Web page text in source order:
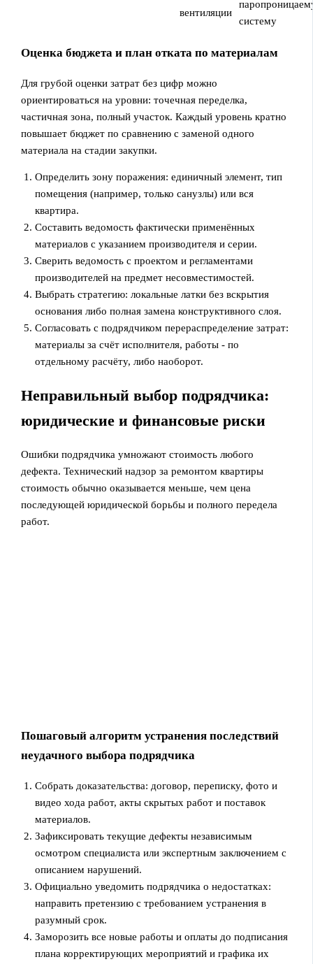
вентиляции
систему
Оценка бюджета и план отката по материалам
Для грубой оценки затрат без цифр можно
ориентироваться на уровни: точечная переделка,
частичная зона, полный участок. Каждый уровень кратно
повышает бюджет по сравнению с заменой одного
материала на стадии закупки.
Определить зону поражения: единичный элемент, тип
помещения (например, только санузлы) или вся
квартира.
Составить ведомость фактически применённых
материалов с указанием производителя и серии.
Сверить ведомость с проектом и регламентами
производителей на предмет несовместимостей.
Выбрать стратегию: локальные латки без вскрытия
основания либо полная замена конструктивного слоя.
Согласовать с подрядчиком перераспределение затрат:
материалы за счёт исполнителя, работы - по
отдельному расчёту, либо наоборот.
Неправильный выбор подрядчика:
юридические и финансовые риски
Ошибки подрядчика умножают стоимость любого
дефекта. Технический надзор за ремонтом квартиры
стоимость обычно оказывается меньше, чем цена
последующей юридической борьбы и полного передела
работ.
Пошаговый алгоритм устранения последствий
неудачного выбора подрядчика
Собрать доказательства: договор, переписку, фото и
видео хода работ, акты скрытых работ и поставок
материалов.
Зафиксировать текущие дефекты независимым
осмотром специалиста или экспертным заключением с
описанием нарушений.
Официально уведомить подрядчика о недостатках:
направить претензию с требованием устранения в
разумный срок.
Заморозить все новые работы и оплаты до подписания
плана корректирующих мероприятий и графика их